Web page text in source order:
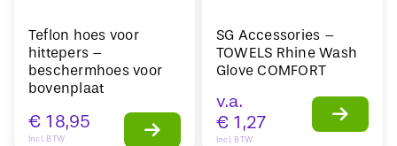
Teflon hoes voor
hittepers –
beschermhoes voor
bovenplaat
€ 18,95
Incl. BTW
SG Accessories –
TOWELS Rhine Wash
Glove COMFORT
v.a.
€ 1,27
Incl. BTW